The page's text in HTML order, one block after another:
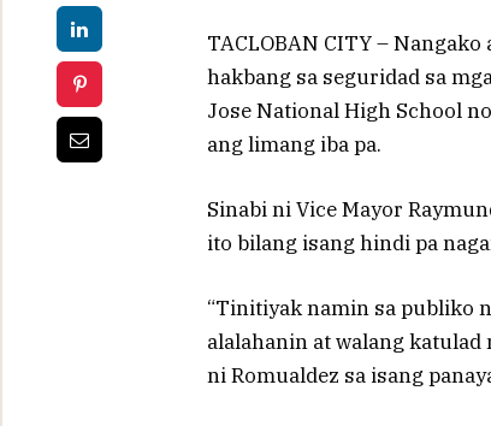
TACLOBAN CITY –
hakbang sa seguridad sa
Jose National High School
ang limang iba pa.
Sinabi ni Vice Mayor
ito bilang isang hindi pa
“Tinitiyak namin sa publiko
alalahanin at walang katulad
ni Romualdez sa isang